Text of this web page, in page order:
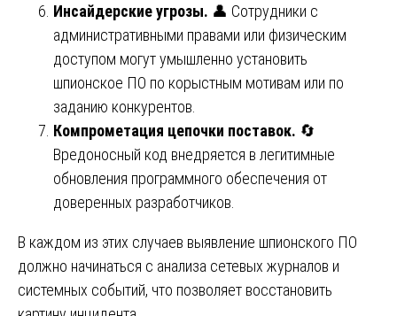
Инсайдерские угрозы. 👤 Сотрудники с
административными правами или физическим
доступом могут умышленно установить
шпионское ПО по корыстным мотивам или по
заданию конкурентов.
Компрометация цепочки поставок. 🔄
Вредоносный код внедряется в легитимные
обновления программного обеспечения от
доверенных разработчиков.
В каждом из этих случаев выявление шпионского ПО
должно начинаться с анализа сетевых журналов и
системных событий, что позволяет восстановить